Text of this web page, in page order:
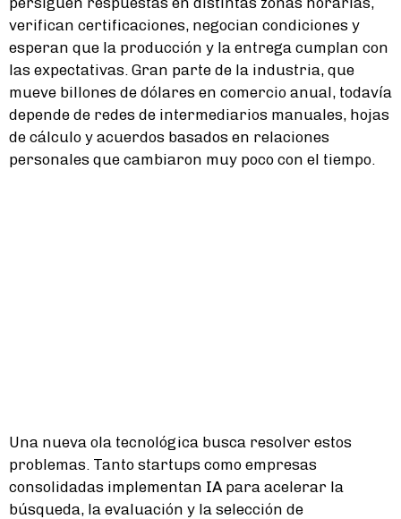
verifican certificaciones, negocian condiciones y
esperan que la producción y la entrega cumplan con
las expectativas. Gran parte de la industria, que
mueve billones de dólares en comercio anual, todavía
depende de redes de intermediarios manuales, hojas
de cálculo y acuerdos basados en relaciones
personales que cambiaron muy poco con el tiempo.
Una nueva ola tecnológica busca resolver estos
problemas. Tanto startups como empresas
consolidadas implementan IA para acelerar la
búsqueda, la evaluación y la selección de